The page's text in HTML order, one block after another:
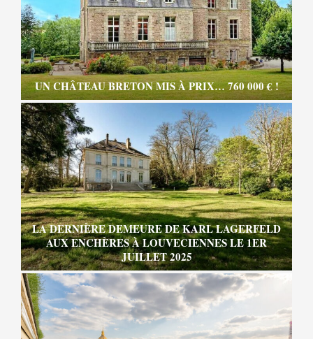
UN CHÂTEAU BRETON MIS À PRIX… 760 000 € !
LA DERNIÈRE DEMEURE DE KARL LAGERFELD
AUX ENCHÈRES À LOUVECIENNES LE 1ER
JUILLET 2025